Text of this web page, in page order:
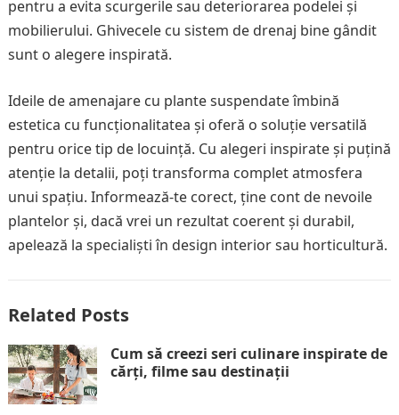
pentru a evita scurgerile sau deteriorarea podelei și
mobilierului. Ghivecele cu sistem de drenaj bine gândit
sunt o alegere inspirată.
Ideile de amenajare cu plante suspendate îmbină
estetica cu funcționalitatea și oferă o soluție versatilă
pentru orice tip de locuință. Cu alegeri inspirate și puțină
atenție la detalii, poți transforma complet atmosfera
unui spațiu. Informează-te corect, ține cont de nevoile
plantelor și, dacă vrei un rezultat coerent și durabil,
apelează la specialiști în design interior sau horticultură.
Related Posts
Cum să creezi seri culinare inspirate de
cărți, filme sau destinații